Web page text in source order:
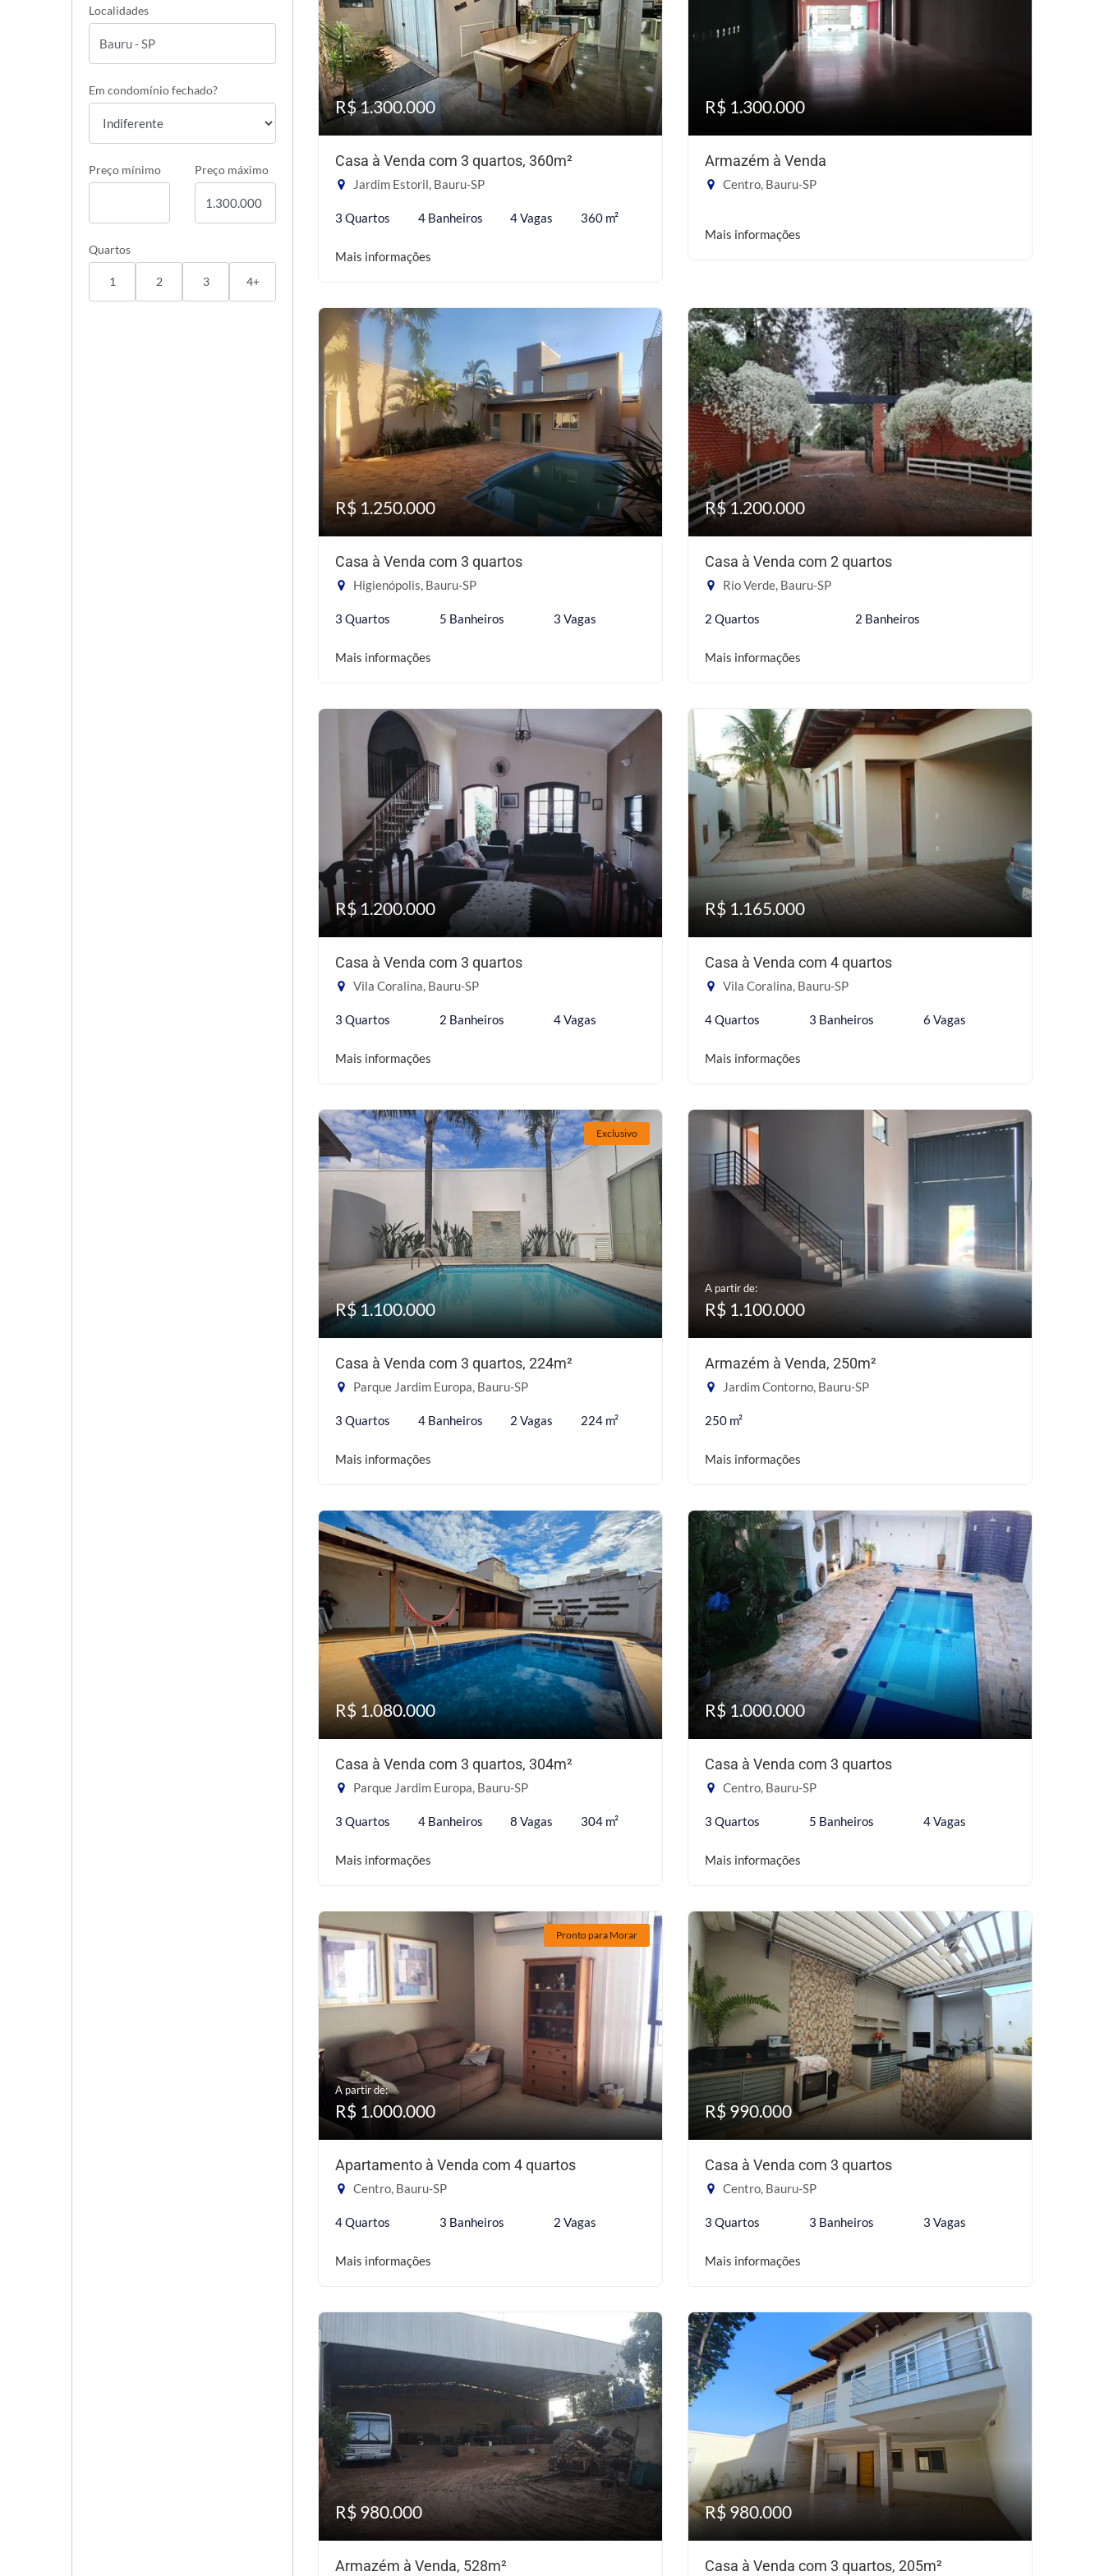
Localidades
Em condomínio fechado?
Preço mínimo Preço máximo
Quartos
1 2 3 4+
R$ 1.300.000
Casa à Venda com 3 quartos, 360m²
Jardim Estoril, Bauru-SP
3 Quartos 4 Banheiros 4 Vagas 360 m²
Mais informações
R$ 1.300.000
Armazém à Venda
Centro, Bauru-SP
Mais informações
R$ 1.250.000
Casa à Venda com 3 quartos
Higienópolis, Bauru-SP
3 Quartos 5 Banheiros 3 Vagas
Mais informações
R$ 1.200.000
Casa à Venda com 2 quartos
Rio Verde, Bauru-SP
2 Quartos 2 Banheiros
Mais informações
R$ 1.200.000
Casa à Venda com 3 quartos
Vila Coralina, Bauru-SP
3 Quartos 2 Banheiros 4 Vagas
Mais informações
R$ 1.165.000
Casa à Venda com 4 quartos
Vila Coralina, Bauru-SP
4 Quartos 3 Banheiros 6 Vagas
Mais informações
Exclusivo
R$ 1.100.000
Casa à Venda com 3 quartos, 224m²
Parque Jardim Europa, Bauru-SP
3 Quartos 4 Banheiros 2 Vagas 224 m²
Mais informações
A partir de:
R$ 1.100.000
Armazém à Venda, 250m²
Jardim Contorno, Bauru-SP
250 m²
Mais informações
R$ 1.080.000
Casa à Venda com 3 quartos, 304m²
Parque Jardim Europa, Bauru-SP
3 Quartos 4 Banheiros 8 Vagas 304 m²
Mais informações
R$ 1.000.000
Casa à Venda com 3 quartos
Centro, Bauru-SP
3 Quartos 5 Banheiros 4 Vagas
Mais informações
Pronto para Morar
A partir de:
R$ 1.000.000
Apartamento à Venda com 4 quartos
Centro, Bauru-SP
4 Quartos 3 Banheiros 2 Vagas
Mais informações
R$ 990.000
Casa à Venda com 3 quartos
Centro, Bauru-SP
3 Quartos 3 Banheiros 3 Vagas
Mais informações
R$ 980.000
Armazém à Venda, 528m²
R$ 980.000
Casa à Venda com 3 quartos, 205m²